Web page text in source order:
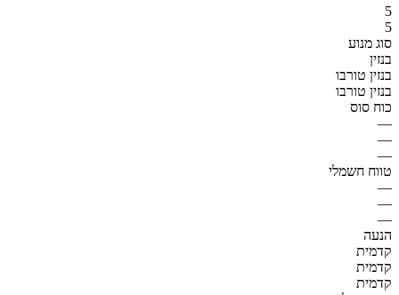
5
5
סוג מנוע
בנזין
בנזין טורבו
בנזין טורבו
כוח סוס
—
—
—
טווח חשמלי
—
—
—
הנעה
קדמית
קדמית
קדמית